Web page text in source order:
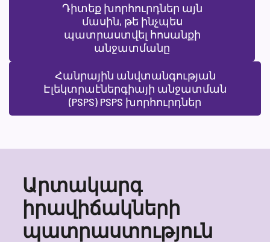
Դիտեք խորհուրդներ այն
մասին, թե ինչպես
պատրաստվել հոսանքի
անջատմանը
Հանրային անվտանգության
Էլեկտրաէներգիայի անջատման
(PSPS) PSPS խորհուրդներ
Արտակարգ
իրավիճակների
պատրաստություն